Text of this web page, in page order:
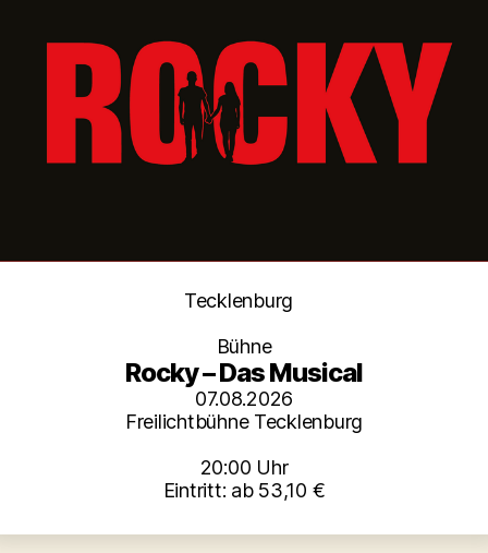
Kategorien
Tecklenburg
Bühne
Rocky – Das Musical
07.08.2026
Freilichtbühne Tecklenburg
20:00 Uhr
Eintritt: ab 53,10 €